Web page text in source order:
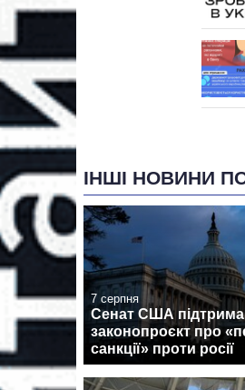
ІНШІ НОВИНИ
7 серпня
Сенат США
законопроєкт про
санкції» проти росії